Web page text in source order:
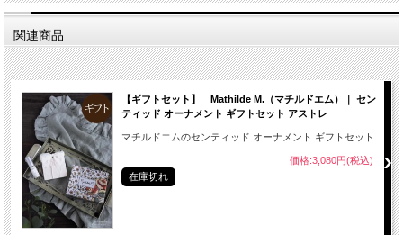
関連商品
【ギフトセット】 Mathilde M.（マチルドエム）｜ セン
ティッド オーナメント ギフトセット アストレ
マチルドエムのセンティッド オーナメント ギフトセット
価格:3,080円(税込)
在庫切れ